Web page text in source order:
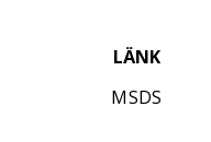
LÄNK
MSDS